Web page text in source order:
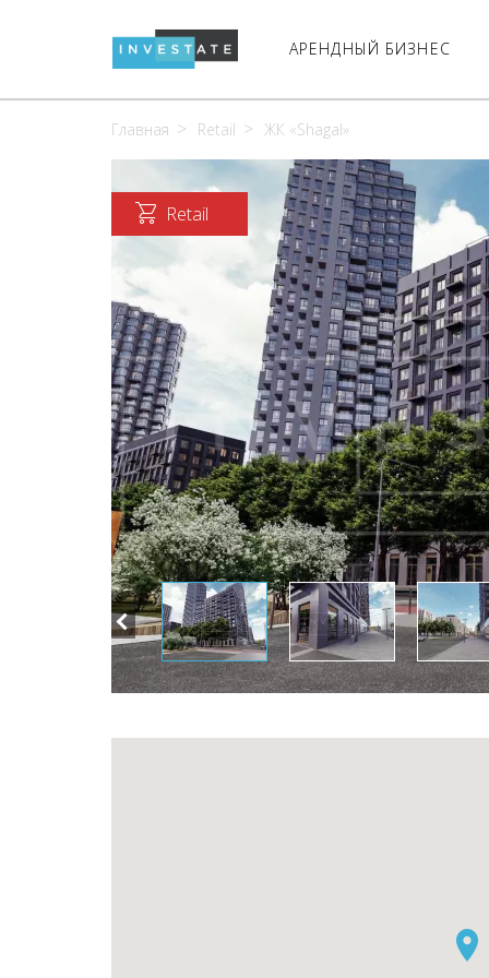
АРЕНДНЫЙ БИЗНЕС
Главная Retail ЖК «Shagal»
Retail